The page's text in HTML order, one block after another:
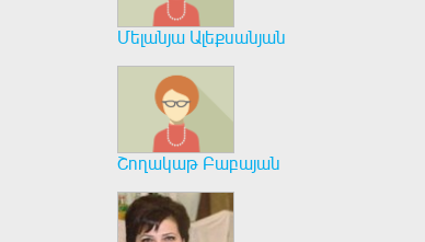
Մելանյա Ալեքսանյան
Շողակաթ Բաբայան